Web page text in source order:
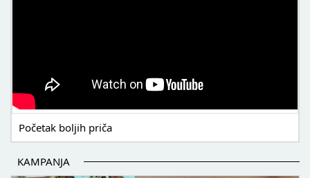
Početak boljih priča
KAMPANJA